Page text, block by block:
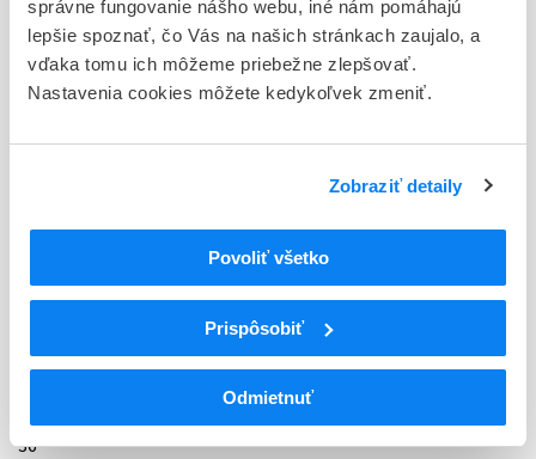
správne fungovanie nášho webu, iné nám pomáhajú
lepšie spoznať, čo Vás na našich stránkach zaujalo, a
vďaka tomu ich môžeme priebežne zlepšovať.
Nastavenia cookies môžete kedykoľvek zmeniť.
Zobraziť detaily
Povoliť všetko
Prispôsobiť
Odmietnuť
ViiV Healthcare BV, Holandsko
Indikačná skupina
42 - CHEMOTHERAPEUTICA (VRATANE TUBERKULOSTATIK)
ATC
Antivirotiká na systémové použitie
J05A
Priamo pôsobiace antivirotiká
Nukleozidové a nukleotidové inhibítory
J05AF06
Abakavir
Podrobnosti o lieku
36